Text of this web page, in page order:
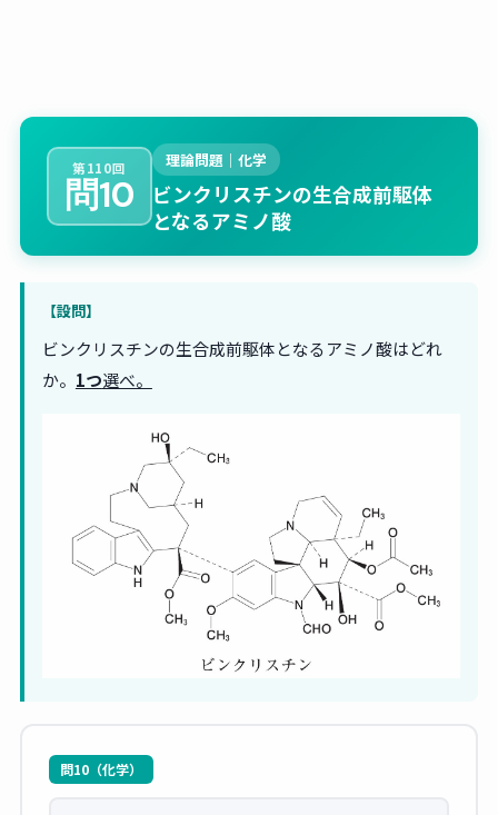
第110回
問10
理論問題｜化学
ビンクリスチンの生合成前駆体
となるアミノ酸
【設問】
ビンクリスチンの生合成前駆体となるアミノ酸はどれ
か。 1つ選べ。
問10（化学）